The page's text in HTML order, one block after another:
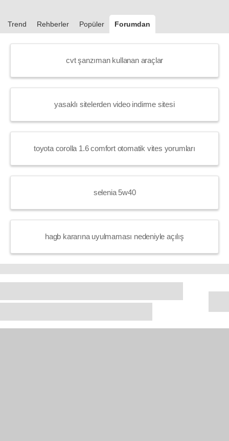
Trend Rehberler Popüler Forumdan
cvt şanzıman kullanan araçlar
yasaklı sitelerden video indirme sitesi
toyota corolla 1.6 comfort otomatik vites yorumları
selenia 5w40
hagb kararına uyulmaması nedeniyle açılış